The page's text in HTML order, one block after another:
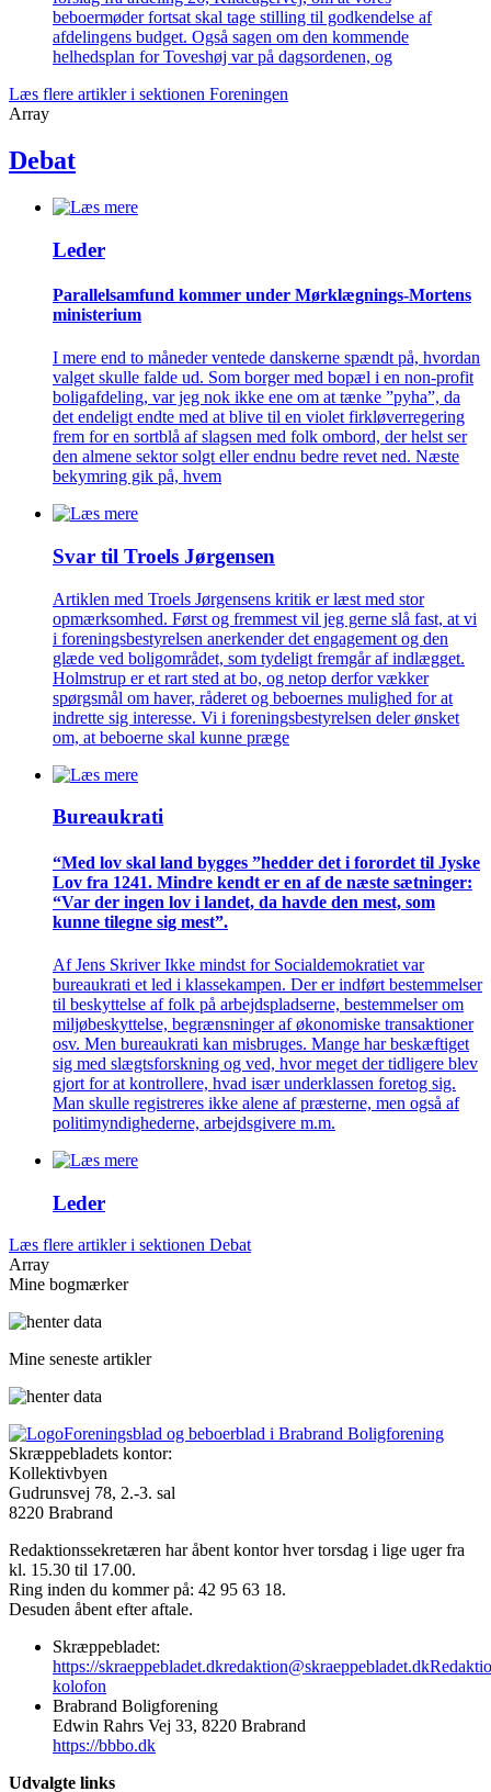
beboermøder fortsat skal tage stilling til godkendelse af
afdelingens budget. Også sagen om den kommende
helhedsplan for Toveshøj var på dagsordenen, og
Læs flere artikler i sektionen Foreningen
Array
Debat
Leder
Parallelsamfund kommer under Mørklægnings-Mortens
ministerium
I mere end to måneder ventede danskerne spændt på, hvordan
valget skulle falde ud. Som borger med bopæl i en non-profit
boligafdeling, var jeg nok ikke ene om at tænke ”pyha”, da
det endeligt endte med at blive til en violet firkløverregering
frem for en sortblå af slagsen med folk ombord, der helst ser
den almene sektor solgt eller endnu bedre revet ned. Næste
bekymring gik på, hvem
Svar til Troels Jørgensen
Artiklen med Troels Jørgensens kritik er læst med stor
opmærksomhed. Først og fremmest vil jeg gerne slå fast, at vi
i foreningsbestyrelsen anerkender det engagement og den
glæde ved boligområdet, som tydeligt fremgår af indlægget.
Holmstrup er et rart sted at bo, og netop derfor vækker
spørgsmål om haver, råderet og beboernes mulighed for at
indrette sig interesse. Vi i foreningsbestyrelsen deler ønsket
om, at beboerne skal kunne præge
Bureaukrati
“Med lov skal land bygges ”hedder det i forordet til Jyske
Lov fra 1241. Mindre kendt er en af de næste sætninger:
“Var der ingen lov i landet, da havde den mest, som
kunne tilegne sig mest”.
Af Jens Skriver Ikke mindst for Socialdemokratiet var
bureaukrati et led i klassekampen. Der er indført bestemmelser
til beskyttelse af folk på arbejdspladserne, bestemmelser om
miljøbeskyttelse, begrænsninger af økonomiske transaktioner
osv. Men bureaukrati kan misbruges. Mange har beskæftiget
sig med slægtsforskning og ved, hvor meget der tidligere blev
gjort for at kontrollere, hvad især underklassen foretog sig.
Man skulle registreres ikke alene af præsterne, men også af
politimyndighederne, arbejdsgivere m.m.
Leder
Læs flere artikler i sektionen Debat
Array
Mine bogmærker
Mine seneste artikler
Foreningsblad og beboerblad i Brabrand Boligforening
Skræppebladets kontor:
Kollektivbyen
Gudrunsvej 78, 2.-3. sal
8220 Brabrand
Redaktionssekretæren har åbent kontor hver torsdag i lige uger fra
kl. 15.30 til 17.00.
Ring inden du kommer på: 42 95 63 18.
Desuden åbent efter aftale.
Skræppebladet:
https://skraeppebladet.dkredaktion@skraeppebladet.dk
kolofon
Brabrand Boligforening
Edwin Rahrs Vej 33, 8220 Brabrand
https://bbbo.dk
Udvalgte links